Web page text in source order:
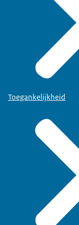
Toegankelijkheid